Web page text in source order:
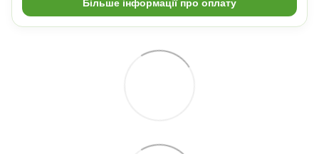
Більше інформації про оплату